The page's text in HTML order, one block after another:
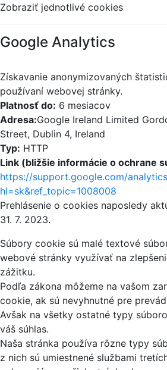
Zobraziť jednotlivé cookies
Google Analytics
Získavanie anonymizovaných
používaní webovej stránky.
Platnosť do: 6 mesiacov
Adresa:Google Ireland Limited
Street, Dublin 4, Ireland
Typ: HTTP
Link (bližšie informácie o ochrane
https://support.google.com/
hl=sk&ref_topic=1008008
Prehlásenie o cookies naposledy
31. 7. 2023.
Súbory cookie sú malé textové
webové stránky využívať na
zážitku.
Podľa zákona môžeme na vašom
cookie, ak sú nevyhnutné pre
Avšak na všetky ostatné typy
váš súhlas.
Naša stránka používa rôzne typy
z nich sú umiestnené službami